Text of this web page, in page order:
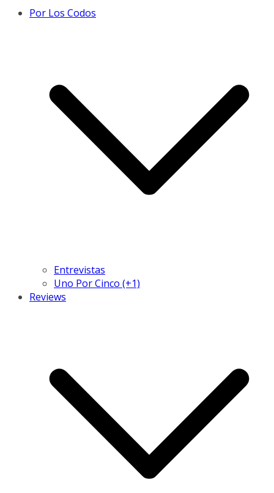
Por Los Codos
Entrevistas
Uno Por Cinco (+1)
Reviews